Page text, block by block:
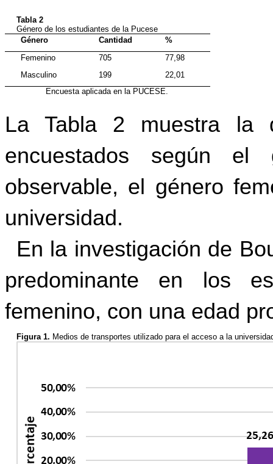
Tabla 2
Género de los estudiantes de la Pucese
Género
Cantidad
%
Femenino
705
77,98
Masculino
199
22,01
Encuesta aplicada en la PUCESE.
La Tabla 2 muestra la
encuestados según el
observable, el género
universidad.
En la investigación de
predominante en los
femenino, con una edad
Figura 1. Medios de transportes utilizado para el acceso a la